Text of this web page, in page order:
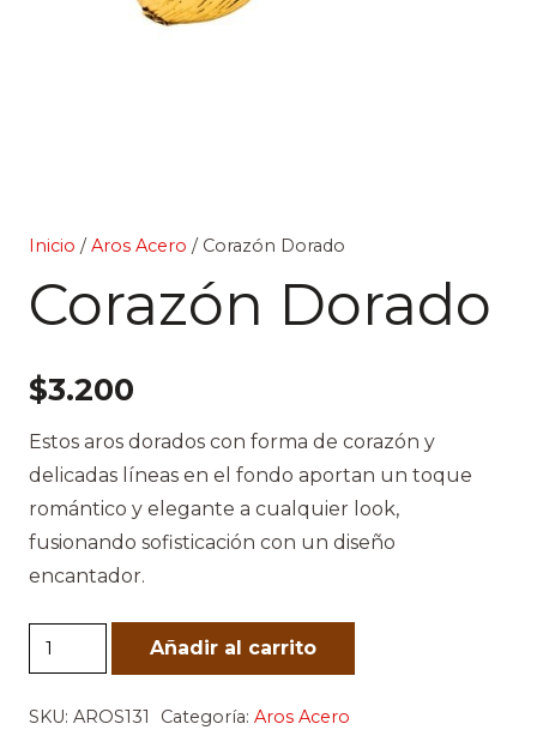
Inicio /Aros Acero / Corazón Dorado
Corazón Dorado
$3.200
Estos aros dorados con forma de corazón y
delicadas líneas en el fondo aportan un toque
romántico y elegante a cualquier look,
fusionando sofisticación con un diseño
encantador.
Corazón
Dorado
cantidad
Añadir al carrito
SKU: AROS131 Categoría: Aros Acero